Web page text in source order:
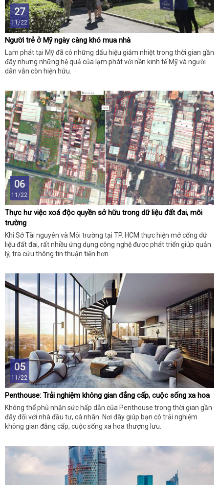
27
11/22
Người trẻ ở Mỹ ngày càng khó mua nhà
Lạm phát tại Mỹ đã có những dấu hiệu giảm nhiệt trong thời gian gần
đây nhưng những hệ quả của lạm phát với nền kinh tế Mỹ và người
dân vẫn còn hiện hữu.
06
11/22
Thực hư việc xoá độc quyền sở hữu trong dữ liệu đất đai, môi
trường
Khi Sở Tài nguyên và Môi trường tại TP. HCM thực hiện mở cổng dữ
liệu đất đai, rất nhiều ứng dụng công nghệ được phát triển giúp quản
lý, tra cứu thông tin thuận tiện hơn.
05
11/22
Penthouse: Trải nghiệm không gian đẳng cấp, cuộc sống xa hoa
Không thể phủ nhận sức hấp dẫn của Penthouse trong thời gian gần
đây đối với nhà đầu tư, cá nhân. Nơi đây giúp bạn có trải nghiệm
không gian đẳng cấp, cuộc sống xa hoa thượng lưu.